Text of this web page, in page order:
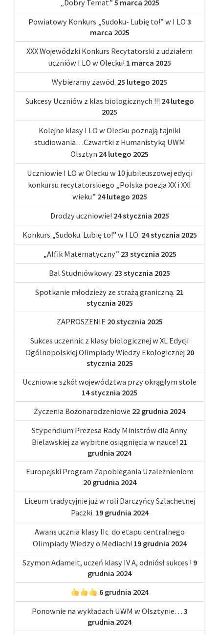
„Dobry Temat” 5 marca 2025
Powiatowy Konkurs „Sudoku- Lubię to!” w I LO 3
marca 2025
XXX Wojewódzki Konkurs Recytatorski z udziałem
uczniów I LO w Olecku! 1 marca 2025
Wybieramy zawód. 25 lutego 2025
Sukcesy Uczniów z klas biologicznych !!! 24 lutego
2025
Kolejne klasy I LO w Olecku poznają tajniki
studiowania…Czwartki z Humanistyką UWM
Olsztyn 24 lutego 2025
Uczniowie I LO w Olecku w 10 jubileuszowej edycji
konkursu recytatorskiego „Polska poezja XX i XXI
wieku” 24 lutego 2025
Drodzy uczniowie! 24 stycznia 2025
Konkurs „Sudoku. Lubię to!” w I LO. 24 stycznia 2025
„Alfik Matematyczny” 23 stycznia 2025
Bal Studniówkowy. 23 stycznia 2025
Spotkanie młodzieży ze strażą graniczną. 21
stycznia 2025
ZAPROSZENIE 20 stycznia 2025
Sukces uczennic z klasy biologicznej w XL Edycji
Ogólnopolskiej Olimpiady Wiedzy Ekologicznej 20
stycznia 2025
Uczniowie szkół województwa przy okrągłym stole
14 stycznia 2025
Życzenia Bożonarodzeniowe 22 grudnia 2024
Stypendium Prezesa Rady Ministrów dla Anny
Bielawskiej za wybitne osiągnięcia w nauce! 21
grudnia 2024
Europejski Program Zapobiegania Uzależnieniom
20 grudnia 2024
Liceum tradycyjnie już w roli Darczyńcy Szlachetnej
Paczki. 19 grudnia 2024
Awans ucznia klasy IIc do etapu centralnego
Olimpiady Wiedzy o Mediach! 19 grudnia 2024
Szymon Adameit, uczeń klasy IV A, odniósł sukces ! 9
grudnia 2024
6 grudnia 2024
Ponownie na wykładach UWM w Olsztynie… 3
grudnia 2024